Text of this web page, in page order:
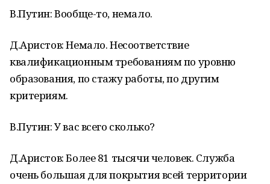
В.Путин: Вообще-то, немало.
Д.Аристов: Немало. Несоответствие
квалификационным требованиям по уровню
образования, по стажу работы, по другим
критериям.
В.Путин: У вас всего сколько?
Д.Аристов: Более 81 тысячи человек. Служба
очень большая для покрытия всей территории